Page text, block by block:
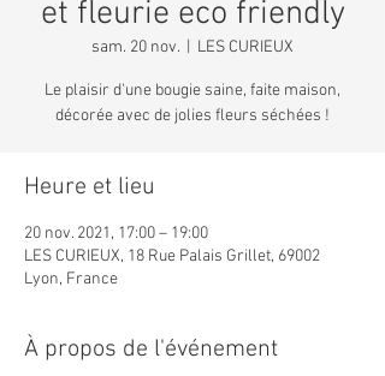
et fleurie eco friendly
sam. 20 nov. LES CURIEUX
Le plaisir d'une bougie saine, faite maison,
décorée avec de jolies fleurs séchées !
Heure et lieu
20 nov. 2021, 17:00 – 19:00
LES CURIEUX, 18 Rue Palais Grillet, 69002
Lyon, France
À propos de l'événement